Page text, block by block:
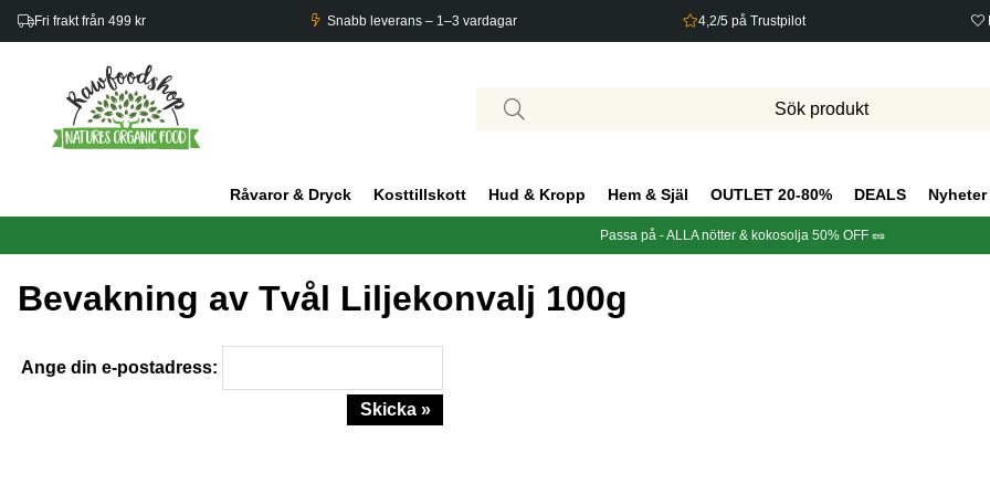
Fri frakt från 499 kr Snabb leverans – 1–3 vardagar 4,2/5 på Trustpilot
Råvaror & Dryck Kosttillskott Hud & Kropp Hem & Själ OUTLET 20-80% DEALS Nyheter
Passa på - ALLA nötter & kokosolja 50% OFF 🥜
Bevakning av Tvål Liljekonvalj 100g
Ange din e-postadress:
Skicka »